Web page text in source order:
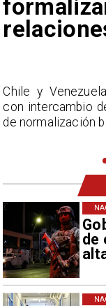
de
de
Fabiola
La
considera
Campillai como